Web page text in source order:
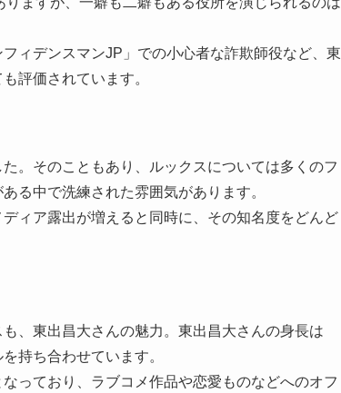
ィデンスマンJP」での小心者な詐欺師役など、東
評価されています。
。そのこともあり、ルックスについては多くのフ
る中で洗練された雰囲気があります。
ィア露出が増えると同時に、その知名度をどんど
、東出昌大さんの魅力。東出昌大さんの身長は
持ち合わせています。
っており、ラブコメ作品や恋愛ものなどへのオフ